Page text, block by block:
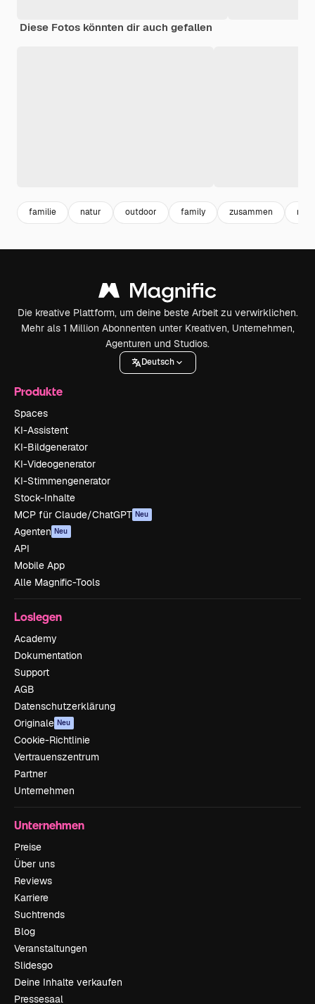
Diese Fotos könnten dir auch gefallen
familie natur outdoor family zusammen
Die kreative Plattform, um deine beste Arbeit zu verwirklichen.
Mehr als 1 Million Abonnenten unter Kreativen, Unternehmen,
Agenturen und Studios.
Deutsch
Produkte
Spaces
KI-Assistent
KI-Bildgenerator
KI-Videogenerator
KI-Stimmengenerator
Stock-Inhalte
MCP für Claude/ChatGPT Neu
Agenten Neu
API
Mobile App
Alle Magnific-Tools
Loslegen
Academy
Dokumentation
Support
AGB
Datenschutzerklärung
Originale Neu
Cookie-Richtlinie
Vertrauenszentrum
Partner
Unternehmen
Unternehmen
Preise
Über uns
Reviews
Karriere
Suchtrends
Blog
Veranstaltungen
Slidesgo
Deine Inhalte verkaufen
Pressesaal